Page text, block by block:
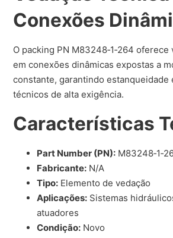
Conexões
O packing PN M83248‑1‑264
em conexões dinâmicas expostas a
constante, garantindo estanqueidade
técnicos de alta exigência.
Características
Part Number (PN):
Fabricante: N/A
Tipo: Elemento de vedação
Aplicações: Sistemas
atuadores
Condição: Novo